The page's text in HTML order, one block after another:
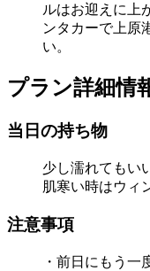
ルはお迎えに上
ンタカーで上原
い。
プラン詳細情
当日の持ち物
少し濡れてもい
肌寒い時はウィ
注意事項
・前日にもう